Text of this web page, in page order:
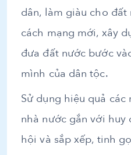
dân, làm giàu cho
cách mạng mới, xây
đưa đất nước bước
mình của dân tộc.
Sử dụng hiệu quả
nhà nước gắn với huy
hội và sắp xếp, tinh